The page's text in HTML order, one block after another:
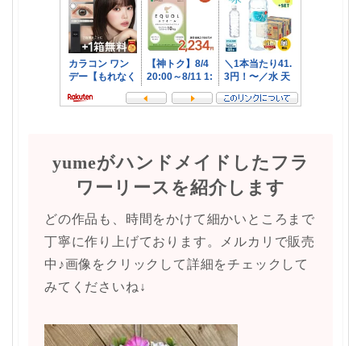
yumeがハンドメイドしたフラ
ワーリースを紹介します
どの作品も、時間をかけて細かいところまで
丁寧に作り上げております。メルカリで販売
中♪画像をクリックして詳細をチェックして
みてくださいね↓